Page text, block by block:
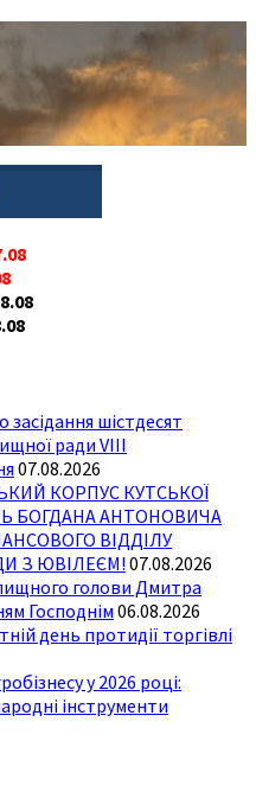
шістдесят
ради VIII
07.08.2026
КОРПУС КУТСЬКОЇ
БОГДАНА АНТОНОВИЧА
ВІДДІЛУ
З ЮВІЛЕЄМ! 07.08.2026
голови Дмитра
Господнім 06.08.2026
день протидії торгівлі
у 2026 році:
інструменти